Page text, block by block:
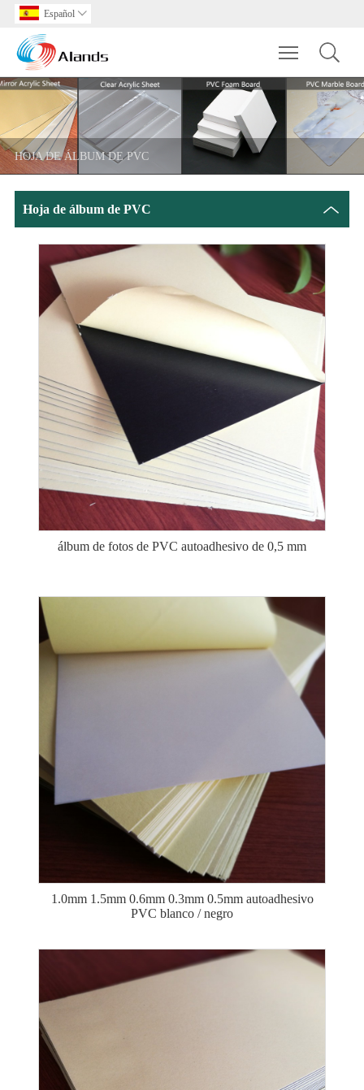
Español 
Toggle
HOJA DE ÁLBUM DE PVC
Hoja de álbum de PVC
álbum de fotos de PVC autoadhesivo de 0,5 mm
1.0mm 1.5mm 0.6mm 0.3mm 0.5mm autoadhesivo
PVC blanco / negro